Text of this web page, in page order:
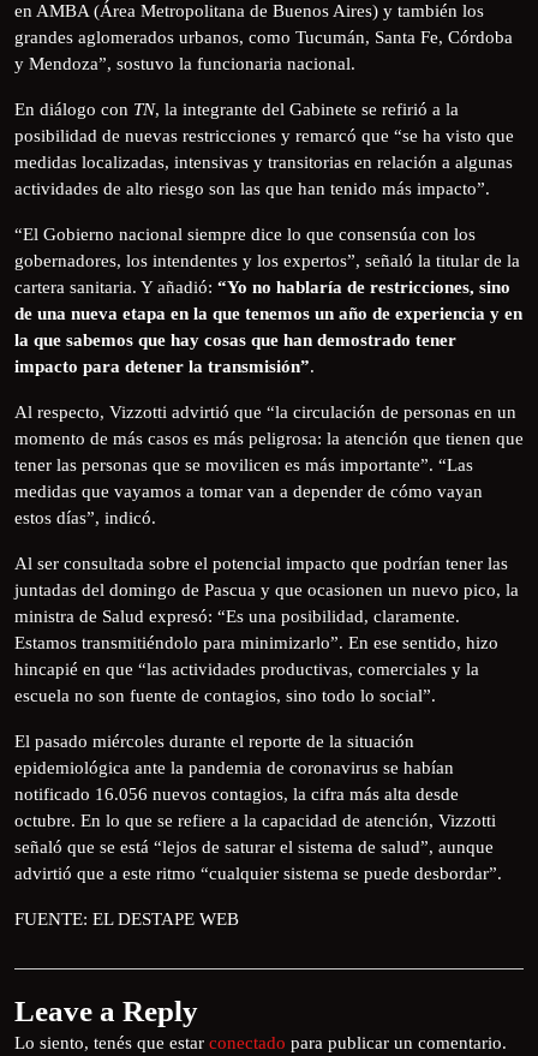
en AMBA (Área Metropolitana de Buenos Aires) y también los
grandes aglomerados urbanos, como Tucumán, Santa Fe, Córdoba
y Mendoza”, sostuvo la funcionaria nacional.
En diálogo con TN, la integrante del Gabinete se refirió a la
posibilidad de nuevas restricciones y remarcó que “se ha visto que
medidas localizadas, intensivas y transitorias en relación a algunas
actividades de alto riesgo son las que han tenido más impacto”.
“El Gobierno nacional siempre dice lo que consensúa con los
gobernadores, los intendentes y los expertos”, señaló la titular de la
cartera sanitaria. Y añadió: “Yo no hablaría de restricciones, sino
de una nueva etapa en la que tenemos un año de experiencia y en
la que sabemos que hay cosas que han demostrado tener
impacto para detener la transmisión”.
Al respecto, Vizzotti advirtió que “la circulación de personas en un
momento de más casos es más peligrosa: la atención que tienen que
tener las personas que se movilicen es más importante”. “Las
medidas que vayamos a tomar van a depender de cómo vayan
estos días”, indicó.
Al ser consultada sobre el potencial impacto que podrían tener las
juntadas del domingo de Pascua y que ocasionen un nuevo pico, la
ministra de Salud expresó: “Es una posibilidad, claramente.
Estamos transmitiéndolo para minimizarlo”. En ese sentido, hizo
hincapié en que “las actividades productivas, comerciales y la
escuela no son fuente de contagios, sino todo lo social”.
El pasado miércoles durante el reporte de la situación
epidemiológica ante la pandemia de coronavirus se habían
notificado 16.056 nuevos contagios, la cifra más alta desde
octubre. En lo que se refiere a la capacidad de atención, Vizzotti
señaló que se está “lejos de saturar el sistema de salud”, aunque
advirtió que a este ritmo “cualquier sistema se puede desbordar”.
FUENTE: EL DESTAPE WEB
Leave a Reply
Lo siento, tenés que estar conectado para publicar un comentario.